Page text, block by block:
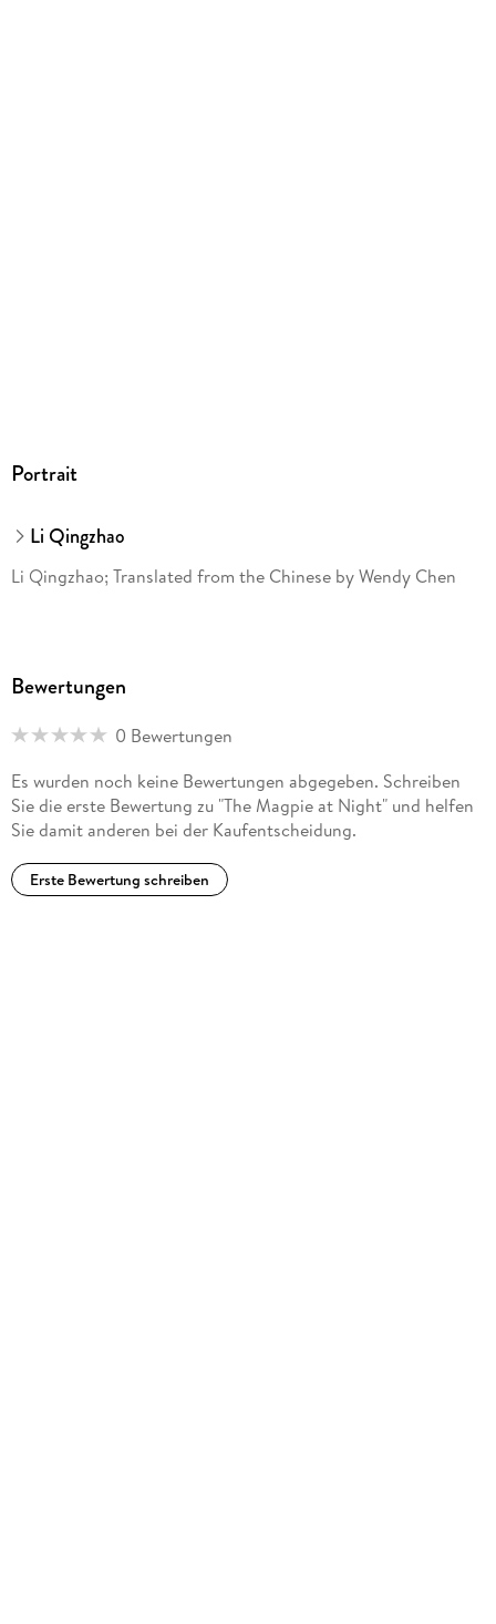
Portrait
Li Qingzhao
Li Qingzhao; Translated from the Chinese by Wendy Chen
Bewertungen
0 Bewertungen
Es wurden noch keine Bewertungen abgegeben. Schreiben
Sie die erste Bewertung zu "The Magpie at Night" und helfen
Sie damit anderen bei der Kaufentscheidung.
Erste Bewertung schreiben